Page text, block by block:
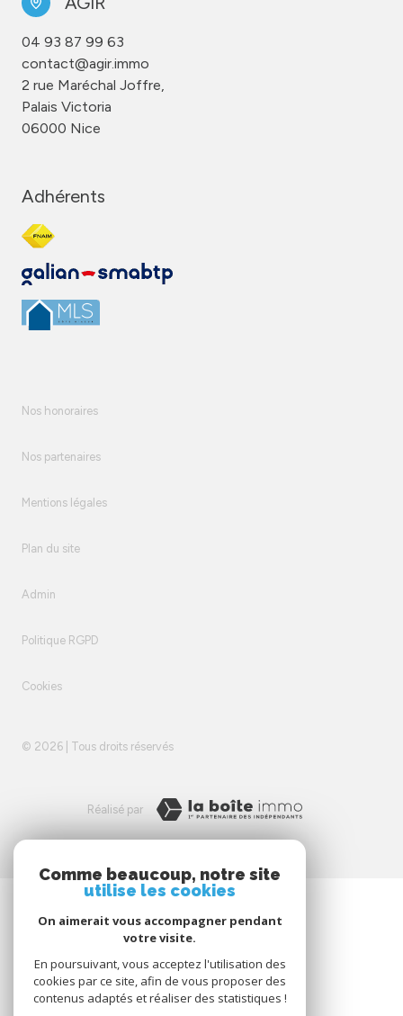
04 93 87 99 63
contact@agir.immo
2 rue Maréchal Joffre,
Palais Victoria
06000 Nice
Adhérents
Nos honoraires
Nos partenaires
Mentions légales
Plan du site
Admin
Politique RGPD
Cookies
© 2026 | Tous droits réservés
Réalisé par
Comme beaucoup, notre site
utilise les cookies
On aimerait vous accompagner pendant
votre visite.
En poursuivant, vous acceptez l'utilisation des
cookies par ce site, afin de vous proposer des
contenus adaptés et réaliser des statistiques !